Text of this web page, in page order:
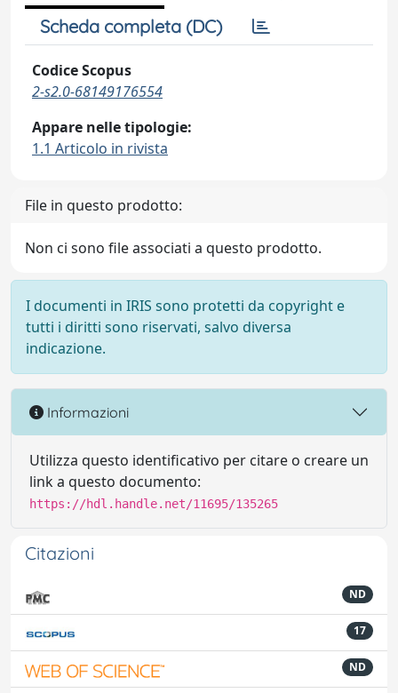
Scheda completa (DC)
Codice Scopus
2-s2.0-68149176554
Appare nelle tipologie:
1.1 Articolo in rivista
File in questo prodotto:
Non ci sono file associati a questo prodotto.
I documenti in IRIS sono protetti da copyright e
tutti i diritti sono riservati, salvo diversa
indicazione.
Informazioni
Utilizza questo identificativo per citare o creare un
link a questo documento:
https://hdl.handle.net/11695/135265
Citazioni
ND
17
ND